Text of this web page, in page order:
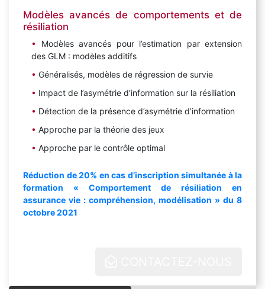
Modèles avancés de comportements et de
résiliation
Modèles avancés pour l’estimation par extension
des GLM : modèles additifs
Généralisés, modèles de régression de survie
Impact de l’asymétrie d’information sur la résiliation
Détection de la présence d’asymétrie d’information
Approche par la théorie des jeux
Approche par le contrôle optimal
Réduction de 20% en cas d’inscription simultanée à la
formation « Comportement de résiliation en
assurance vie : compréhension, modélisation » du 8
octobre 2021